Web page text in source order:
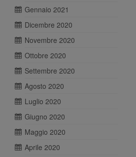
Gennaio 2021
Dicembre 2020
Novembre 2020
Ottobre 2020
Settembre 2020
Agosto 2020
Luglio 2020
Giugno 2020
Maggio 2020
Aprile 2020